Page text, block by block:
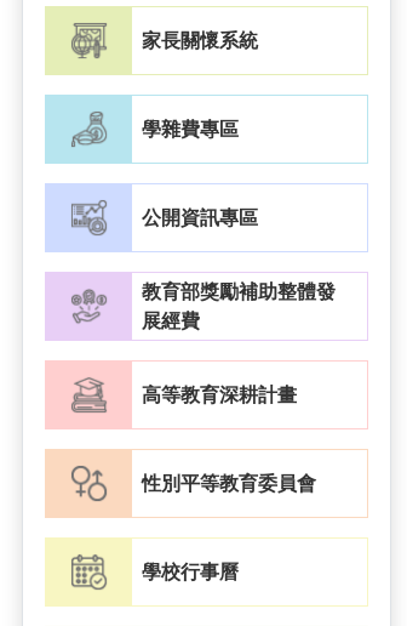
家長關懷系統
學雜費專區
公開資訊專區
教育部獎勵補助整體發
展經費
高等教育深耕計畫
性別平等教育委員會
學校行事曆